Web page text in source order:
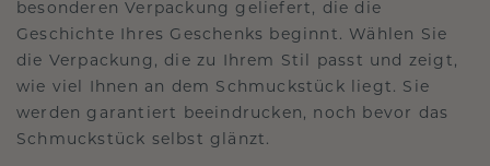
besonderen Verpackung geliefert, die die
Geschichte Ihres Geschenks beginnt. Wählen Sie
die Verpackung, die zu Ihrem Stil passt und zeigt,
wie viel Ihnen an dem Schmuckstück liegt. Sie
werden garantiert beeindrucken, noch bevor das
Schmuckstück selbst glänzt.